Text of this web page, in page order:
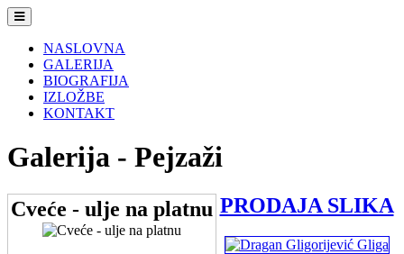
Navigacija
NASLOVNA
GALERIJA
BIOGRAFIJA
IZLOŽBE
KONTAKT
Galerija - Pejzaži
Cveće - ulje na platnu PRODAJA SLIKA